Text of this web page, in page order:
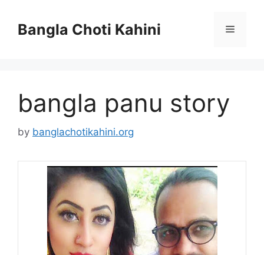
contentBangla Choti Kahini Menu
bangla panu story
by banglachotikahini.org